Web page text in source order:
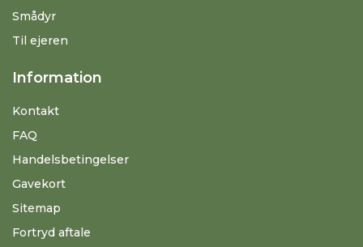
Smådyr
Til ejeren
Information
Kontakt
FAQ
Handelsbetingelser
Gavekort
Sitemap
Fortryd aftale